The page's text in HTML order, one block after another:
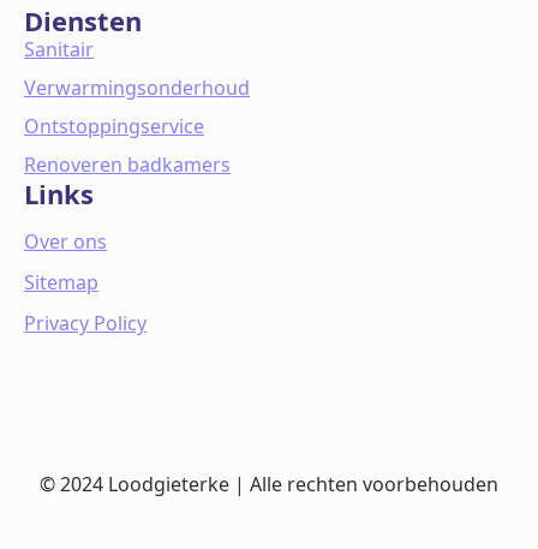
Diensten
Sanitair
Verwarmingsonderhoud
Ontstoppingservice
Renoveren badkamers
Links
Over ons
Sitemap
Privacy Policy
© 2024 Loodgieterke | Alle rechten voorbehouden